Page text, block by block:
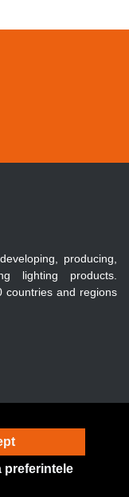
producing,
lighting products.
countries and regions
preferintele